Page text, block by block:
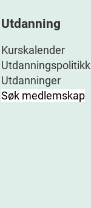
Utdanning
Kurskalender
Utdanningspolitikk
Utdanninger
Søk medlemskap